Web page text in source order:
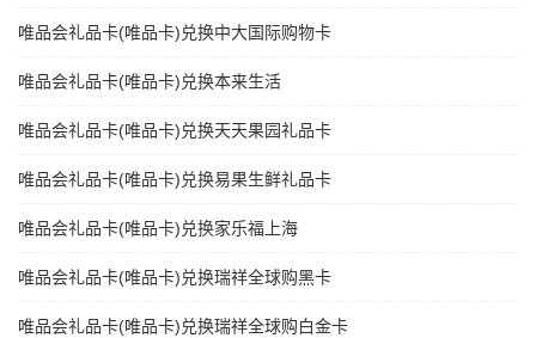
唯品会礼品卡(唯品卡)兑换中大国际购物卡
唯品会礼品卡(唯品卡)兑换本来生活
唯品会礼品卡(唯品卡)兑换天天果园礼品卡
唯品会礼品卡(唯品卡)兑换易果生鲜礼品卡
唯品会礼品卡(唯品卡)兑换家乐福上海
唯品会礼品卡(唯品卡)兑换瑞祥全球购黑卡
唯品会礼品卡(唯品卡)兑换瑞祥全球购白金卡